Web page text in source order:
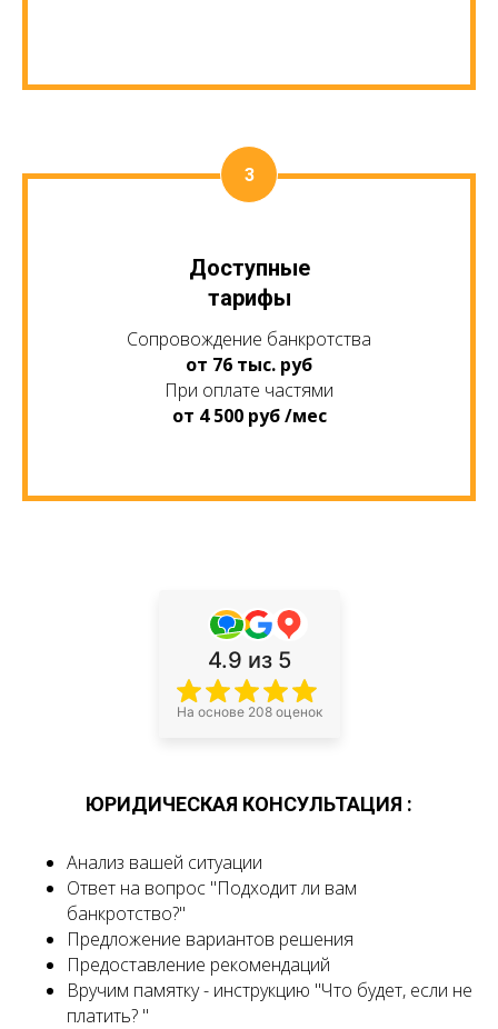
Доступные
тарифы
Сопровождение банкротства
от 76 тыс. руб
При оплате частями
от 4 500 руб /мес
4.9 из 5
На основе 208 оценок
ЮРИДИЧЕСКАЯ КОНСУЛЬТАЦИЯ :
Анализ вашей ситуации
Ответ на вопрос "Подходит ли вам
банкротство?"
Предложение вариантов решения
Предоставление рекомендаций
Вручим памятку - инструкцию "Что будет, если не
платить? "